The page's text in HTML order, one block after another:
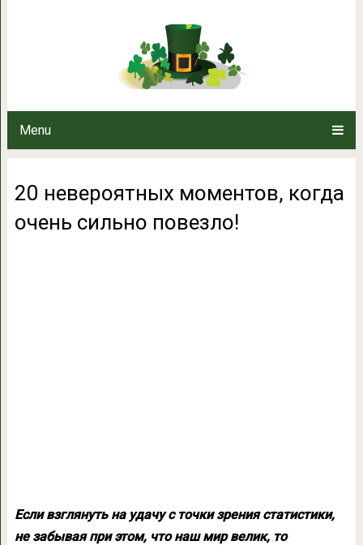
Menu
20 невероятных моментов,
20 невероятных моментов, когда
очень сильно повезло!
Если взглянуть на удачу с точки зрения статистики,
не забывая при этом, что наш мир велик, то